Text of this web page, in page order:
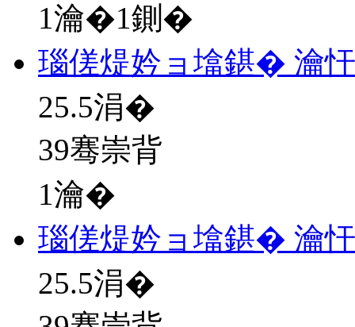
1瀹�1鍘�
瑙傞煶妗ョ墖鍖� 瀹
25.5涓�
39骞崇背
1瀹�
瑙傞煶妗ョ墖鍖� 瀹
25.5涓�